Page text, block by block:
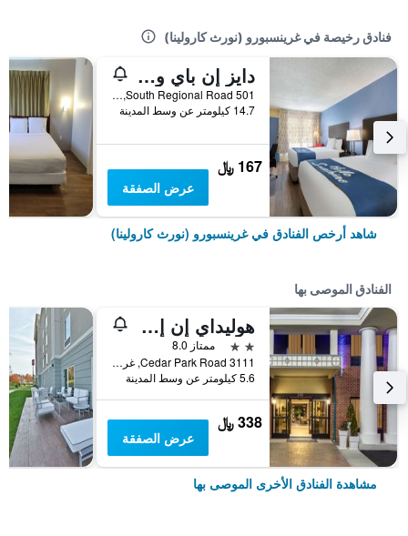
فنادق رخيصة في غرينسبورو (نورث كارولينا)
دايز إن باي ويندام جرينزبورو أيربورت
501 South Regional Road, غرينسبورو (نورث كارولينا), NC, الولايات المتحدة الأميريكية
14.7 كيلومتر عن وسط المدينة
167 ﷼
عرض الصفقة
شاهد أرخص الفنادق في غرينسبورو (نورث كارولينا)
الفنادق الموصى بها
هوليداي إن إكسبرس هوتل آند سويتس جرينسبورو - إيست بٕي آيتش جي
2 نجمتين
ممتاز 8.0
3111 Cedar Park Road, غرينسبورو (نورث كارولينا), NC, الولايات المتحدة الأميريكية
5.6 كيلومتر عن وسط المدينة
338 ﷼
عرض الصفقة
مشاهدة الفنادق الأخرى الموصى بها